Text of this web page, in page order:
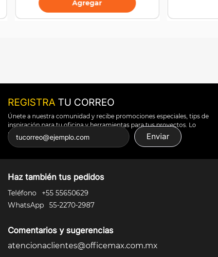
Agregar
REGISTRA TU CORREO
Únete a nuestra comunidad y recibe promociones especiales, tips de
inspiración para tu oficina y herramientas para tus proyectos. Lo
puedes todo.
Enviar
Haz también tus pedidos
Teléfono
+55 55650629
WhatsApp
55-2270-2987
Comentarios y sugerencias
atencionaclientes@officemax.com.mx